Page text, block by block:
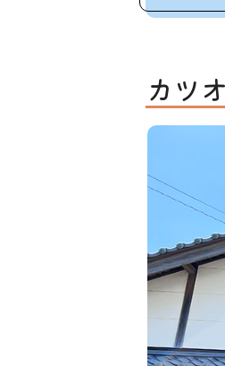
カツ